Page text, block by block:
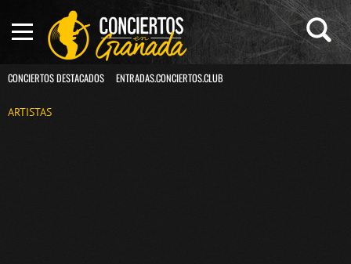
CONCIERTOS DESTACADOS ENTRADAS.CONCIERTOS.CLUB
ARTISTAS